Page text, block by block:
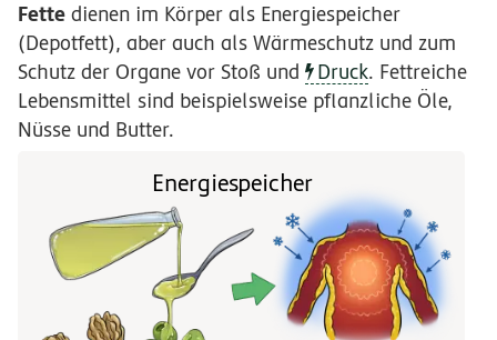
Fette dienen im Körper als Energiespeicher
(Depotfett), aber auch als Wärmeschutz und zum
Schutz der Organe vor Stoß und
Druck. Fettreiche
Lebensmittel sind beispielsweise pflanzliche Öle,
Nüsse und Butter.
Energiespeicher